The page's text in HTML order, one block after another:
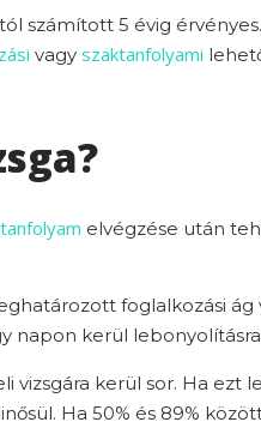
számított 5 évig
vagy szaktanfolyami
elvégzése után
foglalkozási
napon kerül
vizsgára kerül sor. Ha ezt
Ha 50% és 89%